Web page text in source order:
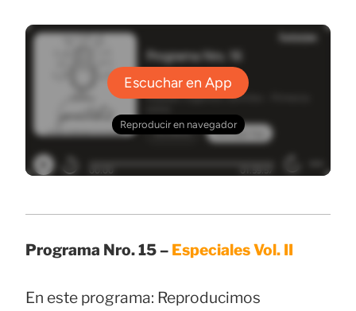
Programa Nro. 15 – Especiales Vol. II
En este programa: Reproducimos